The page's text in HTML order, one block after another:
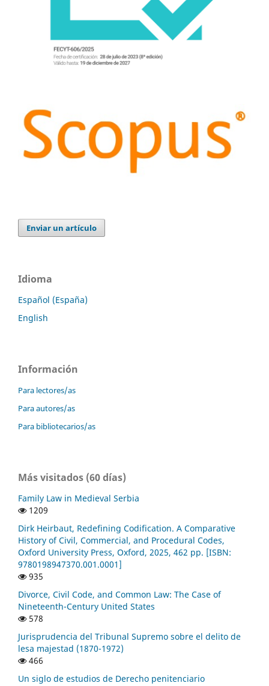
Enviar un artículo
Idioma
Español (España)
English
Información
Para lectores/as
Para autores/as
Para bibliotecarios/as
Más visitados (60 días)
Family Law in Medieval Serbia
1209
Dirk Heirbaut, Redefining Codification. A Comparative
History of Civil, Commercial, and Procedural Codes,
Oxford University Press, Oxford, 2025, 462 pp. [ISBN:
9780198947370.001.0001]
935
Divorce, Civil Code, and Common Law: The Case of
Nineteenth-Century United States
578
Jurisprudencia del Tribunal Supremo sobre el delito de
lesa majestad (1870-1972)
466
Un siglo de estudios de Derecho penitenciario